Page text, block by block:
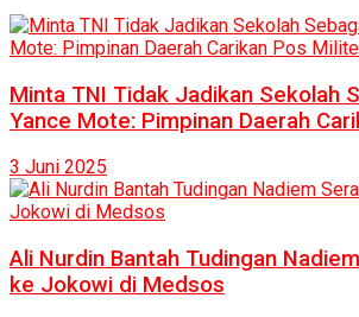
Minta TNI Tidak Jadikan Sekolah
Yance Mote: Pimpinan Daerah
3 Juni 2025
Ali Nurdin Bantah Tudingan
ke Jokowi di Medsos